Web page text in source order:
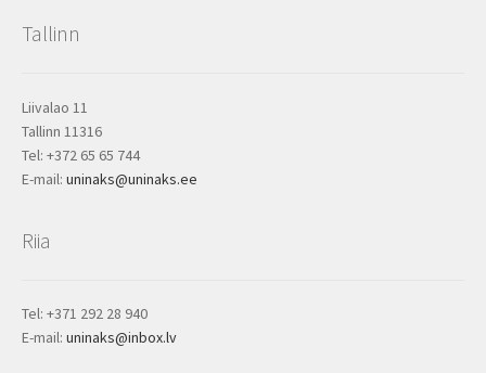
Tallinn
Liivalao 11
Tallinn 11316
Tel: +372 65 65 744
E-mail: uninaks@uninaks.ee
Riia
Tel: +371 292 28 940
E-mail: uninaks@inbox.lv